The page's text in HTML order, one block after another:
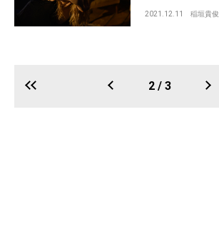
2021.12.11 稲垣貴俊
2 / 3